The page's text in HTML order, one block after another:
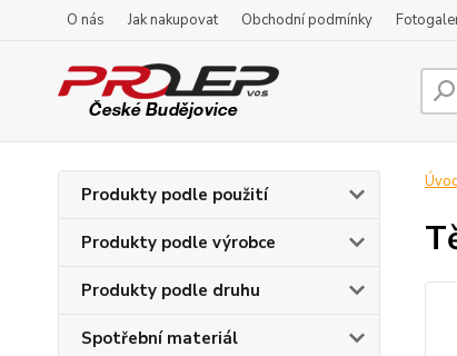
O nás Jak nakupovat Obchodní podmínky
Produkty podle použití
Produkty podle výrobce
Produkty podle druhu
Spotřební materiál